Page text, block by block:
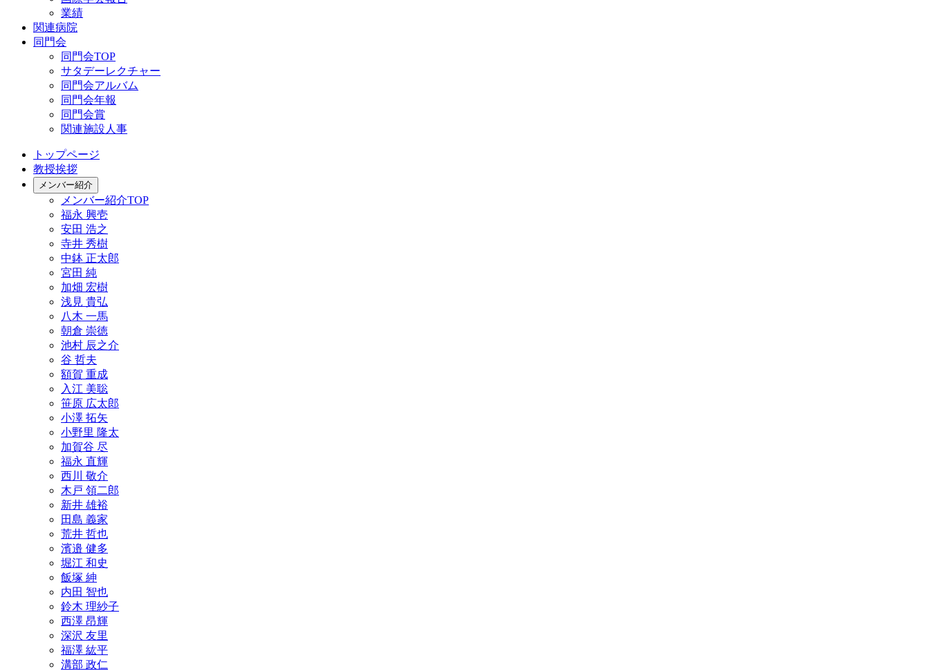
業績
関連病院
同門会
同門会TOP
サタデーレクチャー
同門会アルバム
同門会年報
同門会賞
関連施設人事
トップページ
教授挨拶
メンバー紹介
メンバー紹介TOP
福永 興壱
安田 浩之
寺井 秀樹
中鉢 正太郎
宮田 純
加畑 宏樹
浅見 貴弘
八木 一馬
朝倉 崇徳
池村 辰之介
谷 哲夫
額賀 重成
入江 美聡
笹原 広太郎
小澤 拓矢
小野里 隆太
加賀谷 尽
福永 直輝
西川 敬介
木戸 領二郎
新井 雄裕
田島 義家
荒井 哲也
濱邉 健多
堀江 和史
飯塚 紳
内田 智也
鈴木 理紗子
西澤 昂輝
深沢 友里
福澤 紘平
溝部 政仁